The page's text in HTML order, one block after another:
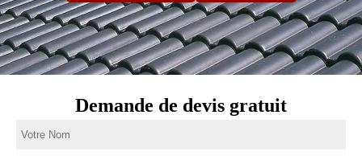
Demande de devis gratuit